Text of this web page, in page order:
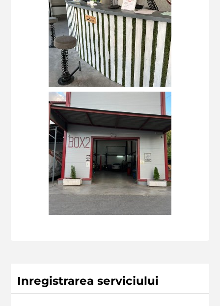
Inregistrarea serviciului